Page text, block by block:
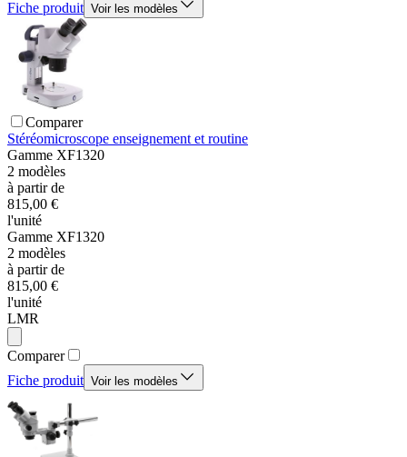
Fiche produit Voir les modèles
Comparer
Stéréomicroscope enseignement et routine
Gamme XF1320
2 modèles
à partir de
815,00 €
l'unité
Gamme XF1320
2 modèles
à partir de
815,00 €
l'unité
LMR
Comparer
Fiche produit Voir les modèles